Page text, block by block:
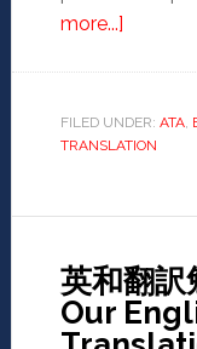
more...]
FILED UNDER: ATA,
TRANSLATION
英和翻
Our